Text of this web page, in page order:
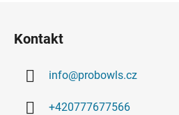
Kontakt
info@probowls.cz
+420777677566